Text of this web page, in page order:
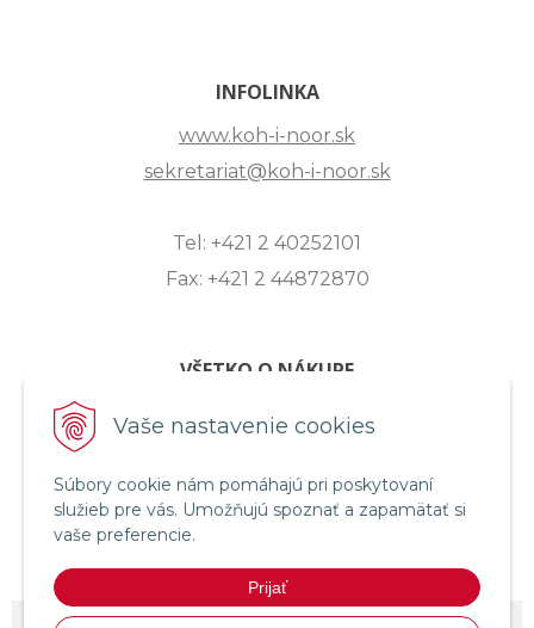
Vaše nastavenie cookies
Súbory cookie nám pomáhajú pri poskytovaní
služieb pre vás. Umožňujú spoznať a zapamätať si
vaše preferencie.
Prijať
INFOLINKA
www.koh-i-noor.sk
sekretariat@koh-i-noor.sk
Tel: +421 2 40252101
Fax: +421 2 44872870
VŠETKO O NÁKUPE
ZASLANIE OTÁZKY
OBCHODNÉ PODMIENKY
REKLAMAČNÝ PORIADOK